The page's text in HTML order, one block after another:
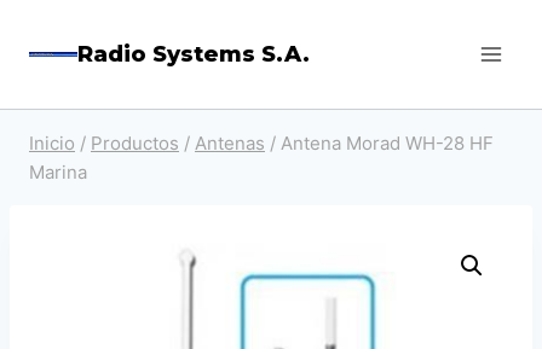
Radio Systems S.A.
Inicio / Productos / Antenas / Antena Morad WH-28 HF
Marina